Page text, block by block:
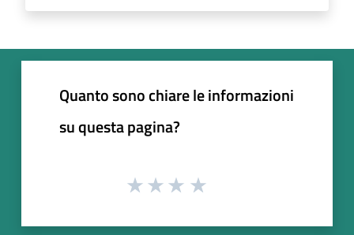
Quanto sono chiare le informazioni
su questa pagina?